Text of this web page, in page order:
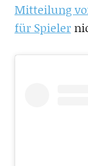
Mitteilung
für Spieler